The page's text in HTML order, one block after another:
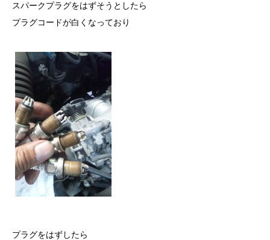
スパークプラグをはずそうとしたら
プラグコードが白くなっており
プラグをはずしたら